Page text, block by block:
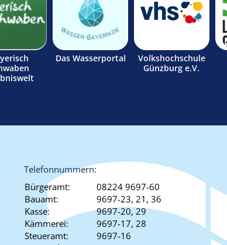
Das Wasserportal
Volkshochschule
Günzburg e.V.
Telefonnummern:
Bürgeramt:
08224 9697-60
Bauamt:
9697-23, 21, 36
Kasse:
9697-20, 29
Kämmerei:
9697-17, 28
Steueramt:
9697-16